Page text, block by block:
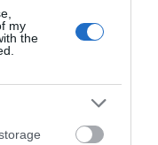
my
the